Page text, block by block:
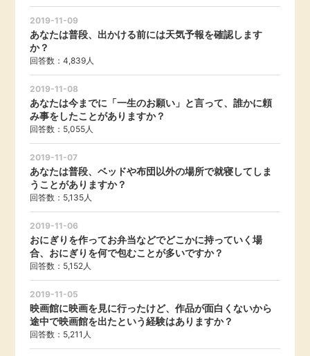
2019-11-09
あなたは普段、出かける前には天気予報を確認します
か？
回答数：4,839人
2019-11-08
あなたは今までに「一生のお願い」と言って、誰かに頼
み事をしたことがありますか？
回答数：5,055人
2019-11-07
あなたは普段、ベッドや布団以外の場所で就寝してしま
うことがありますか？
回答数：5,135人
2019-11-06
おにぎりを作ってお弁当などでどこかに持っていく場
合、おにぎりを何で包むことが多いですか？
回答数：5,152人
2019-11-05
映画館に映画を見に行ったけど、作品が面白くないから
途中で映画館を出たという経験はありますか？
回答数：5,211人